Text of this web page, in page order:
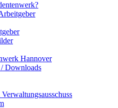
Hannover
Downloads